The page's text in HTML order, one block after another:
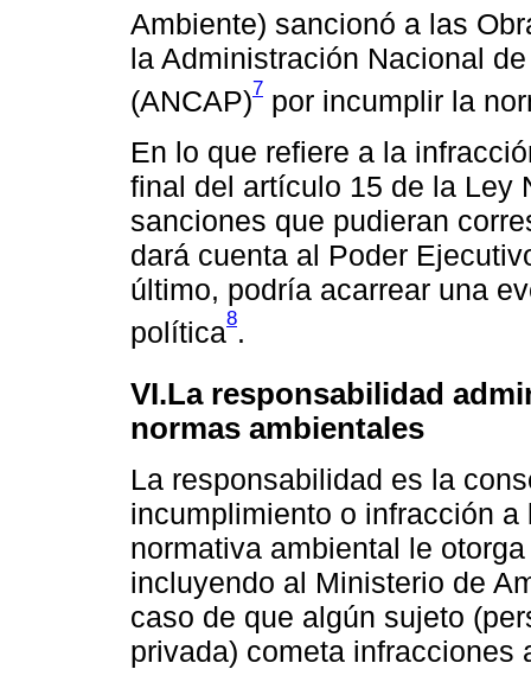
Ambiente) sancionó a las
la Administración Nacional
(ANCAP)7 por incumplir la
En lo que refiere a la
final del artículo 15 de la Ley
sanciones que pudieran
dará cuenta al Poder
último, podría acarrear una
política8.
VI.La responsabilidad
normas ambientales
La responsabilidad es la
incumplimiento o infracción
normativa ambiental le
incluyendo al Ministerio de
caso de que algún sujeto
privada) cometa infracciones